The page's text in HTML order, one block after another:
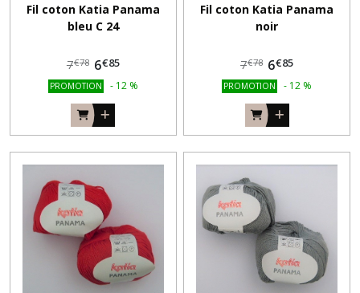
Fil coton Katia Panama
bleu C 24
7€78 6€85
PROMOTION - 12 %
Fil coton Katia Panama
noir
7€78 6€85
PROMOTION - 12 %